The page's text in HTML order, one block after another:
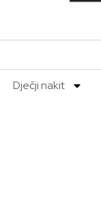
Dječji nakit